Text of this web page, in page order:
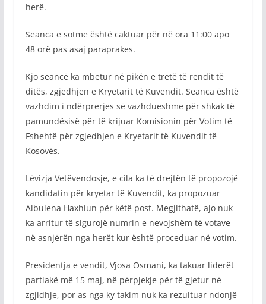
herë.
Seanca e sotme është caktuar për në ora 11:00 apo
48 orë pas asaj paraprakes.
Kjo seancë ka mbetur në pikën e tretë të rendit të
ditës, zgjedhjen e Kryetarit të Kuvendit. Seanca është
vazhdim i ndërprerjes së vazhdueshme për shkak të
pamundësisë për të krijuar Komisionin për Votim të
Fshehtë për zgjedhjen e Kryetarit të Kuvendit të
Kosovës.
Lëvizja Vetëvendosje, e cila ka të drejtën të propozojë
kandidatin për kryetar të Kuvendit, ka propozuar
Albulena Haxhiun për këtë post. Megjithatë, ajo nuk
ka arritur të sigurojë numrin e nevojshëm të votave
në asnjërën nga herët kur është proceduar në votim.
Presidentja e vendit, Vjosa Osmani, ka takuar liderët
partiakë më 15 maj, në përpjekje për të gjetur në
zgjidhje, por as nga ky takim nuk ka rezultuar ndonjë